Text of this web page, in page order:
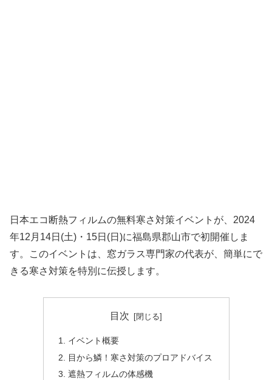
日本エコ断熱フィルムの無料寒さ対策イベントが、2024
年12月14日(土)・15日(日)に福島県郡山市で初開催しま
す。このイベントは、窓ガラス専門家の代表が、簡単にで
きる寒さ対策を特別に伝授します。
目次
イベント概要
目から鱗！寒さ対策のプロアドバイス
遮熱フィルムの体感機